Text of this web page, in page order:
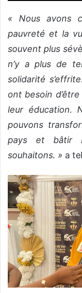
« Nous avons
pauvreté et la
souvent plus
n’y a plus de
solidarité
ont besoin
leur éducation.
pouvons
pays et bâtir
souhaitons. » a